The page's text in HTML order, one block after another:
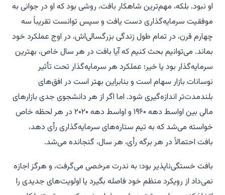
او نبود. بلکه، مهم‌ترین شاهکار بافت، روشی بود که او در جوانی به
موفقیت سرمایه‌گذاری دست یافت و سپس توانست تقریباً سه
چهارم قرن، در تمام طول زندگی بزرگسالی‌اش، در اوج عملکرد خود
بماند. می‌توانیم بحث کنیم که آیا بافت در هر سال خاص، بهترین
سرمایه‌گذار بود یا خیر؛ عملکرد هر سرمایه‌گذار تحت تأثیر
نوسانات بازار سهام است و بنابراین بهتر است در افق‌های
بلندمدت‌تر اندازه‌گیری شود. اما اگر از هر دانشجوی جدی بازارهای
مالی بین اواسط دهه ۱۹۶۰ و اواسط دهه ۲۰۲۰ در هر لحظه خاص
خواسته می‌شد که به تیم ستاره‌های سرمایه‌گذاری رأی دهد،
بافت احتمالاً در هر برگه رأی، هر سال، گنجانده می‌شد.
بافت خستگی‌ناپذیر بود؛ به ندرت مرخصی می‌گرفت، و هرگز اجازه
نمی‌داد از رویکرد منظم خود فاصله بگیرد یا اولویت‌های جدیدی را